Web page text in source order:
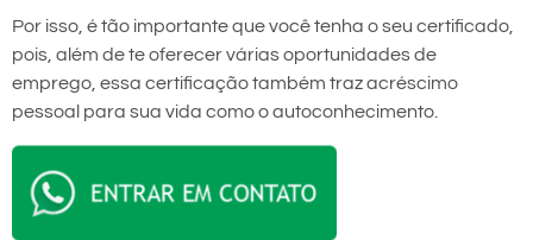
Por isso, é tão importante que você tenha o seu certificado,
pois, além de te oferecer várias oportunidades de
emprego, essa certificação também traz acréscimo
pessoal para sua vida como o autoconhecimento.